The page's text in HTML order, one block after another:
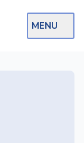
MENU